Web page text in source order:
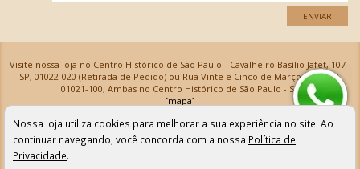
ENVIAR
Visite nossa loja no Centro Histórico de São Paulo - Cavalheiro Basílio Jafet, 107 -
SP, 01022-020 (Retirada de Pedido) ou Rua Vinte e Cinco de Março, 576 - SP,
01021-100, Ambas no Centro Histórico de São Paulo - SP
[mapa]
Armarinhos Santa Cecília Ltda | CNPJ: 61.069.639/0001-18
Os preços e as condições de pagamento apresentadas na loja virtual não valem para nossa loja física e
podem sofrer alterações sem aviso prévio. Vendas com cartão de crédito sujeitas a análise e
confirmação de dados.
Nossa loja utiliza cookies para melhorar a sua experiência no site. Ao
continuar navegando, você concorda com a nossa Política de
Privacidade.